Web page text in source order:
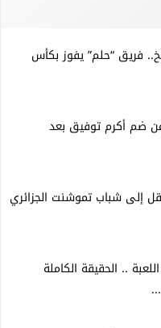
فريق “حلم” يفوز بكأس
من ضم أكرم توفيق بعد
إلى شباب تموشنت الجزائري
.. الحقيقة الكاملة